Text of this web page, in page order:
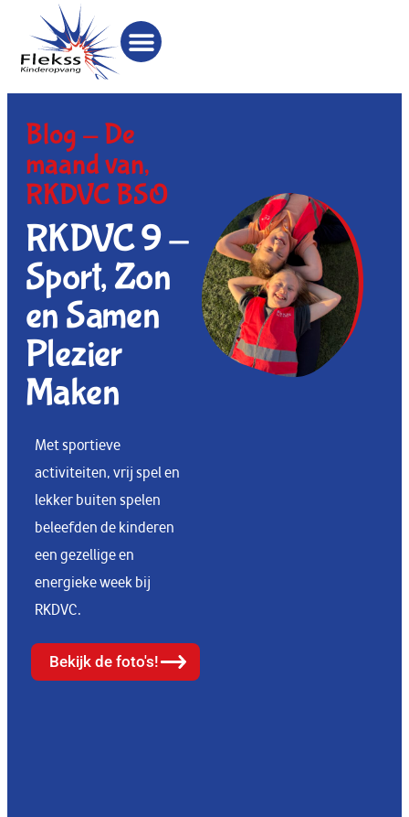
Blog -De
maand van,
RKDVC BSO
RKDVC 9 -
Sport, Zon
en Samen
Plezier
Maken
Met sportieve
activiteiten, vrij spel en
lekker buiten spelen
beleefden de kinderen
een gezellige en
energieke week bij
RKDVC.
Bekijk de foto's!